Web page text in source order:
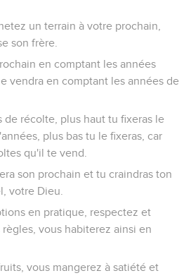
un terrain à votre prochain,
son frère.
en comptant les années
vendra en comptant les années de
de récolte, plus haut tu fixeras le
plus bas tu le fixeras, car
qu'il te vend.
son prochain et tu craindras ton
votre Dieu.
en pratique, respectez et
vous habiterez ainsi en
vous mangerez à satiété et